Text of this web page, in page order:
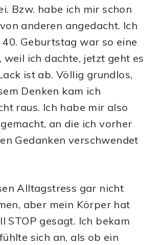
Bzw. habe ich mir schon
anderen angedacht. Ich
Geburtstag war so eine
ich dachte, jetzt geht es
ist ab. Völlig grundlos,
Denken kam ich
raus. Ich habe mir also
an die ich vorher
Gedanken verschwendet
Alltagstress gar nicht
aber mein Körper hat
STOP gesagt. Ich bekam
sich an, als ob ein